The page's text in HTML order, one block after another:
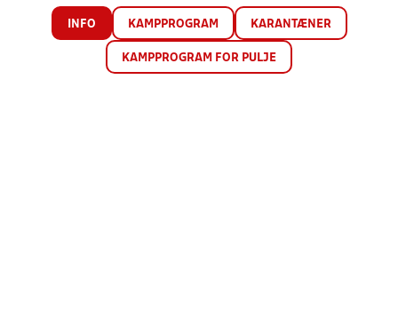
INFO KAMPPROGRAM KARANTÆNER
KAMPPROGRAM FOR PULJE